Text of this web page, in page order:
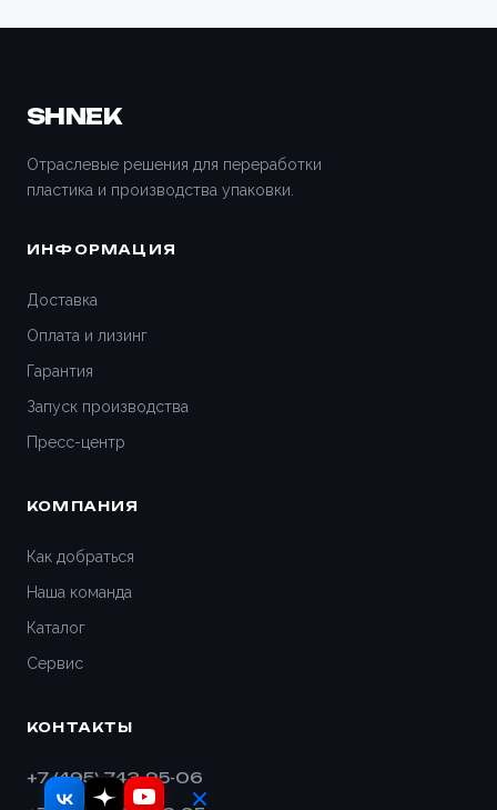
SHNEK
Отраслевые решения для переработки
пластика и производства упаковки.
ИНФОРМАЦИЯ
Доставка
Оплата и лизинг
Гарантия
Запуск производства
Пресс-центр
КОМПАНИЯ
Как добраться
Наша команда
Каталог
Сервис
КОНТАКТЫ
+7 (495) 743-95-06